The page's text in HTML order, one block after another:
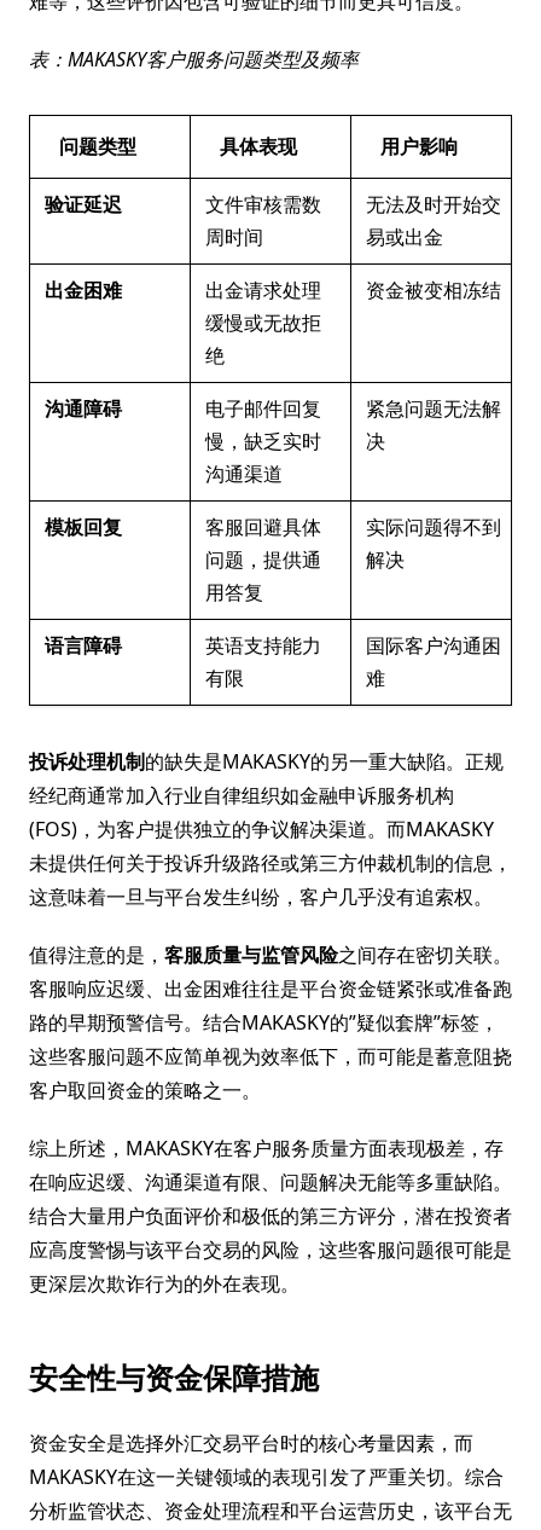
表：MAKASKY客户服务问题类型及频率
问题类型 具体表现 用户影响
验证延迟
文件审核需数
周时间
无法及时开始交
易或出金
出金困难
出金请求处理
缓慢或无故拒
绝
资金被变相冻结
沟通障碍
电子邮件回复
慢，缺乏实时
沟通渠道
紧急问题无法解
决
模板回复
客服回避具体
问题，提供通
用答复
实际问题得不到
解决
语言障碍
英语支持能力
有限
国际客户沟通困
难
投诉处理机制的缺失是MAKASKY的另一重大缺陷。正规
经纪商通常加入行业自律组织如金融申诉服务机构
(FOS)，为客户提供独立的争议解决渠道。而MAKASKY
未提供任何关于投诉升级路径或第三方仲裁机制的信息，
这意味着一旦与平台发生纠纷，客户几乎没有追索权。
值得注意的是， 客服质量与监管风险之间存在密切关联。
客服响应迟缓、出金困难往往是平台资金链紧张或准备跑
路的早期预警信号。结合MAKASKY的”疑似套牌”标签，
这些客服问题不应简单视为效率低下，而可能是蓄意阻挠
客户取回资金的策略之一。
综上所述，MAKASKY在客户服务质量方面表现极差，存
在响应迟缓、沟通渠道有限、问题解决无能等多重缺陷。
结合大量用户负面评价和极低的第三方评分，潜在投资者
应高度警惕与该平台交易的风险，这些客服问题很可能是
更深层次欺诈行为的外在表现。
安全性与资金保障措施
资金安全是选择外汇交易平台时的核心考量因素，而
MAKASKY在这一关键领域的表现引发了严重关切。综合
分析监管状态、资金处理流程和平台运营历史，该平台无